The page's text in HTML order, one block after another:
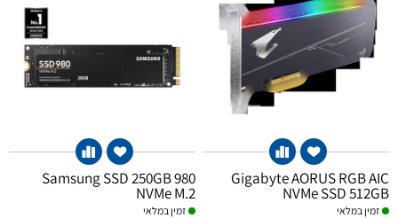
Gigabyte AORUS RGB AIC
NVMe SSD 512GB
זמין במלאי
Samsung SSD 250GB 980
NVMe M.2
זמין במלאי